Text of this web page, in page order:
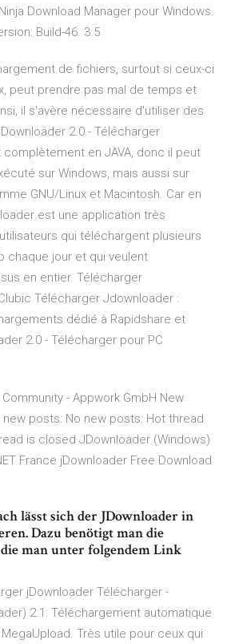
Download Manager pour Windows.
Build-46. 3.5
de fichiers, surtout si ceux-ci
peut prendre pas mal de temps et
il s'avère nécessaire d'utiliser des
2.0 - Télécharger
en JAVA, donc il peut
sur Windows, mais aussi sur
GNU/Linux et Macintosh. Car en
est une application très
qui téléchargent plusieurs
chaque jour et qui veulent
en entier. Télécharger
Télécharger Jdownloader :
dédié à Rapidshare et
2.0 - Télécharger pour PC
- Appwork GmbH New
posts: No new posts: Hot thread
is closed JDownloader (Windows)
France jDownloader Free Download
lässt sich der JDownloader in
Dazu benötigt man die
man unter folgendem Link
jDownloader Télécharger -
2.1: Téléchargement automatique
Très utile pour ceux qui